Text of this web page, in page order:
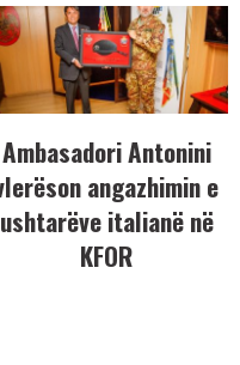
Ambasadori Antonini
angazhimin e
ushtarëve italianë në
KFOR